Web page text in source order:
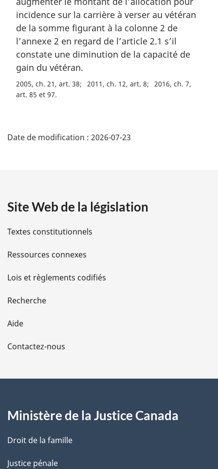
e
m
a
g
i
n
l
e
incidence sur la carrière à verser au vétéran
de la somme figurant à la colonne 2 de
l’annexe 2 en regard de l’article 2.1 s’il
constate une diminution de la capacité de
gain du vétéran.
2005, ch. 21, art. 38 2011, ch. 12, art. 8
2016, ch. 7,
art. 85 et 97
é
i
l
s
d
e
l
a
e
Date de modification : 2026-07-23
Site Web de la législation
Textes constitutionnels
Ressources connexes
Lois et règlements codifiés
Recherche
Aide
Contactez-nous
Ministère de la Justice Canada
Droit de la famille
Justice pénale